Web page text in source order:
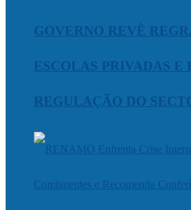
GOVERNO REVÊ
ESCOLAS PRIVADAS E
REGULAÇÃO DO